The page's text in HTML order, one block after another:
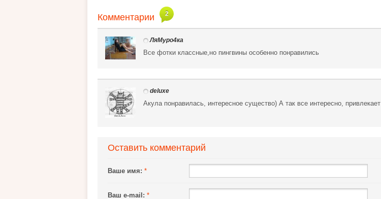
Комментарии 2
ЛяМуро4ка
Все фотки классные,но пингвины особенно понравились
deluxe
Акула понравилась, интересное существо) А так все интересно, привлекает
Оставить комментарий
Ваше имя: *
Ваш e-mail: *